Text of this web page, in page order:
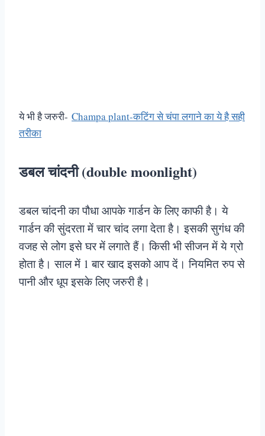
ये भी है जरुरी- Champa plant-कटिंग से चंपा लगाने का ये है सही
तरीका
डबल चांदनी (double moonlight)
डबल चांदनी का पौधा आपके गार्डन के लिए काफी है। ये
गार्डन की सुंदरता में चार चांद लगा देता है। इसकी सुगंध की
वजह से लोग इसे घर में लगाते हैं। किसी भी सीजन में ये ग्रो
होता है। साल में 1 बार खाद इसको आप दें। नियमित रुप से
पानी और धूप इसके लिए जरुरी है।